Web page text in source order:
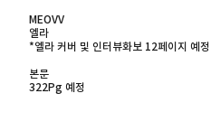
MEOVV
엘라
*엘라 커버 및 인터뷰화보 12페이지 예정
본문
322Pg 예정